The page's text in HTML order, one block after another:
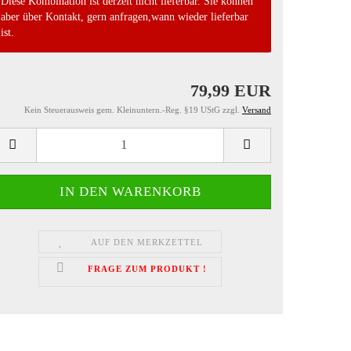
aber über Kontakt, gern anfragen,wann wieder lieferbar
ist.
79,99 EUR
Kein Steuerausweis gem. Kleinuntern.-Reg. §19 UStG zzgl. Versand
AUF DEN MERKZETTEL
FRAGE ZUM PRODUKT !